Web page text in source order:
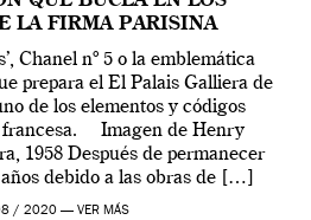
LA FIRMA PARISINA
Chanel nº 5 o la emblemática
prepara el El Palais Galliera de
de los elementos y códigos
francesa. Imagen de Henry
1958 Después de permanecer
debido a las obras de […]
/ 2020 — VER MÁS